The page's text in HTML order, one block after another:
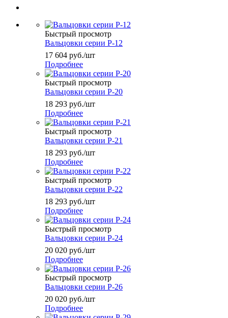
Быстрый просмотр
Вальцовки серии Р-12
17 604 руб./шт
Подробнее
Быстрый просмотр
Вальцовки серии Р-20
18 293 руб./шт
Подробнее
Быстрый просмотр
Вальцовки серии Р-21
18 293 руб./шт
Подробнее
Быстрый просмотр
Вальцовки серии Р-22
18 293 руб./шт
Подробнее
Быстрый просмотр
Вальцовки серии Р-24
20 020 руб./шт
Подробнее
Быстрый просмотр
Вальцовки серии Р-26
20 020 руб./шт
Подробнее